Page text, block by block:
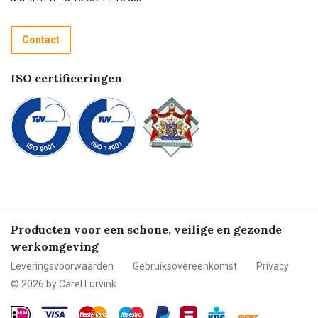
Recycle programma
Betalen
Contact
ISO certificeringen
Producten voor een schone, veilige en gezonde
werkomgeving
Leveringsvoorwaarden Gebruiksovereenkomst
Privacy
© 2026 by Carel Lurvink